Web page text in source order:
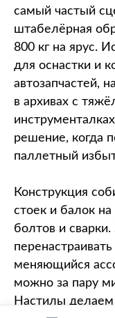
самый частый
штабелёрная
800 кг на ярус.
для оснастки и
автозапчастей,
в архивах с
решение, когда
паллетный
Конструкция
стоек и балок
болтов и
меняющийся
можно за пару
Настилы